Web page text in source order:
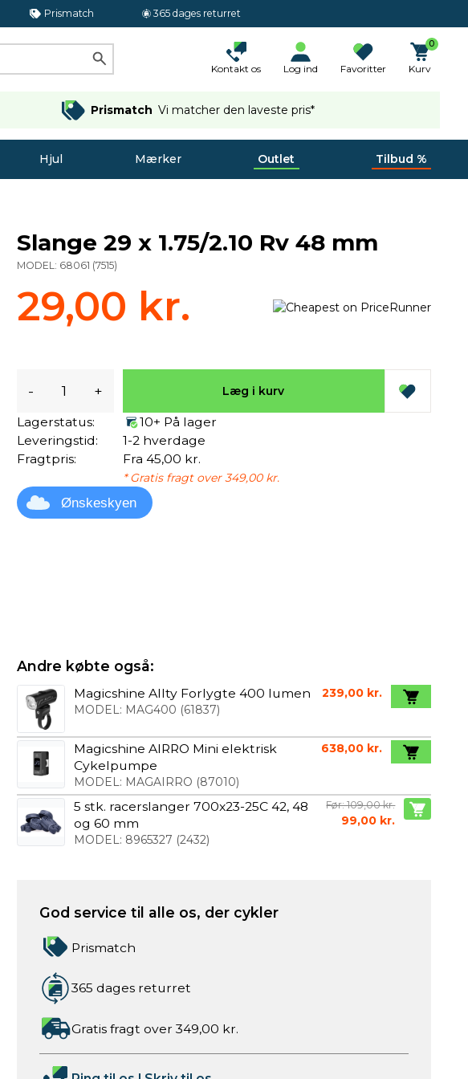
Prismatch 365 dages returret
Kontakt os Log ind Favoritter
0
Kurv
Prismatch Vi matcher den laveste pris*
Hjul Mærker Outlet Tilbud %
Slange 29 x 1.75/2.10 Rv 48 mm
MODEL: 68061 (7515)
29,00 kr.
- + Læg i kurv
Lagerstatus:
10+ På lager
Leveringstid:
1-2 hverdage
Fragtpris:
Fra 45,00 kr.
* Gratis fragt over 349,00 kr.
Ønskeskyen
Andre købte også:
Magicshine Allty Forlygte 400 lumen
MODEL: MAG400 (61837)
239,00 kr.
Magicshine AIRRO Mini elektrisk
Cykelpumpe
MODEL: MAGAIRRO (87010)
638,00 kr.
5 stk. racerslanger 700x23-25C 42, 48
og 60 mm
MODEL: 8965327 (2432)
Før: 109,00 kr.
99,00 kr.
God service til alle os, der cykler
Prismatch
365 dages returret
Gratis fragt over 349,00 kr.